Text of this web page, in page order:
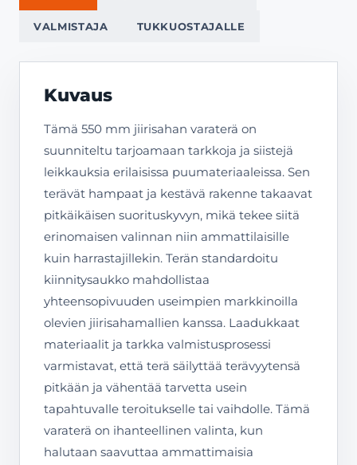
VALMISTAJA TUKKUOSTAJALLE
Kuvaus
Tämä 550 mm jiirisahan varaterä on
suunniteltu tarjoamaan tarkkoja ja siistejä
leikkauksia erilaisissa puumateriaaleissa. Sen
terävät hampaat ja kestävä rakenne takaavat
pitkäikäisen suorituskyvyn, mikä tekee siitä
erinomaisen valinnan niin ammattilaisille
kuin harrastajillekin. Terän standardoitu
kiinnitysaukko mahdollistaa
yhteensopivuuden useimpien markkinoilla
olevien jiirisahamallien kanssa. Laadukkaat
materiaalit ja tarkka valmistusprosessi
varmistavat, että terä säilyttää terävyytensä
pitkään ja vähentää tarvetta usein
tapahtuvalle teroitukselle tai vaihdolle. Tämä
varaterä on ihanteellinen valinta, kun
halutaan saavuttaa ammattimaisia